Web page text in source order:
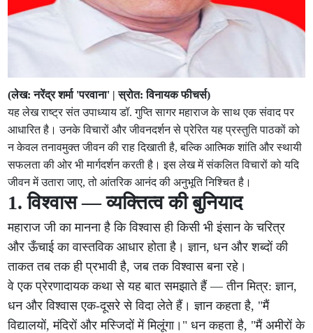
(लेख: नरेंद्र शर्मा 'परवाना' | स्रोत: विनायक फीचर्स)
यह लेख राष्ट्र संत उपाध्याय डॉ. गुप्ति सागर महाराज के साथ एक संवाद पर
आधारित है। उनके विचारों और जीवनदर्शन से प्रेरित यह प्रस्तुति पाठकों को
न केवल तनावमुक्त जीवन की राह दिखाती है, बल्कि आत्मिक शांति और स्थायी
सफलता की ओर भी मार्गदर्शन करती है। इस लेख में संकलित विचारों को यदि
जीवन में उतारा जाए, तो आंतरिक आनंद की अनुभूति निश्चित है।
1. विश्वास — व्यक्तित्व की बुनियाद
महाराज जी का मानना है कि विश्वास ही किसी भी इंसान के चरित्र
और ऊँचाई का वास्तविक आधार होता है। ज्ञान, धन और शब्दों की
ताकत तब तक ही प्रभावी है, जब तक विश्वास बना रहे।
वे एक प्रेरणादायक कथा से यह बात समझाते हैं — तीन मित्र: ज्ञान,
धन और विश्वास एक-दूसरे से विदा लेते हैं। ज्ञान कहता है, "मैं
विद्यालयों, मंदिरों और मस्जिदों में मिलूंगा।" धन कहता है, "मैं अमीरों के